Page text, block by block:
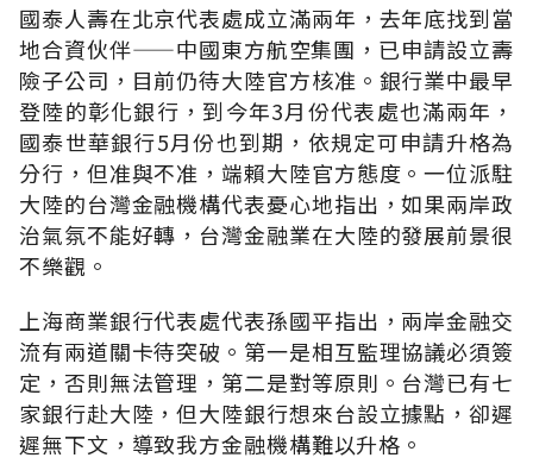
國泰人壽在北京代表處成立滿兩年，去年底找到當
地合資伙伴——中國東方航空集團，已申請設立壽
險子公司，目前仍待大陸官方核准。銀行業中最早
登陸的彰化銀行，到今年3月份代表處也滿兩年，
國泰世華銀行5月份也到期，依規定可申請升格為
分行，但准與不准，端賴大陸官方態度。一位派駐
大陸的台灣金融機構代表憂心地指出，如果兩岸政
治氣氛不能好轉，台灣金融業在大陸的發展前景很
不樂觀。
上海商業銀行代表處代表孫國平指出，兩岸金融交
流有兩道關卡待突破。第一是相互監理協議必須簽
定，否則無法管理，第二是對等原則。台灣已有七
家銀行赴大陸，但大陸銀行想來台設立據點，卻遲
遲無下文，導致我方金融機構難以升格。